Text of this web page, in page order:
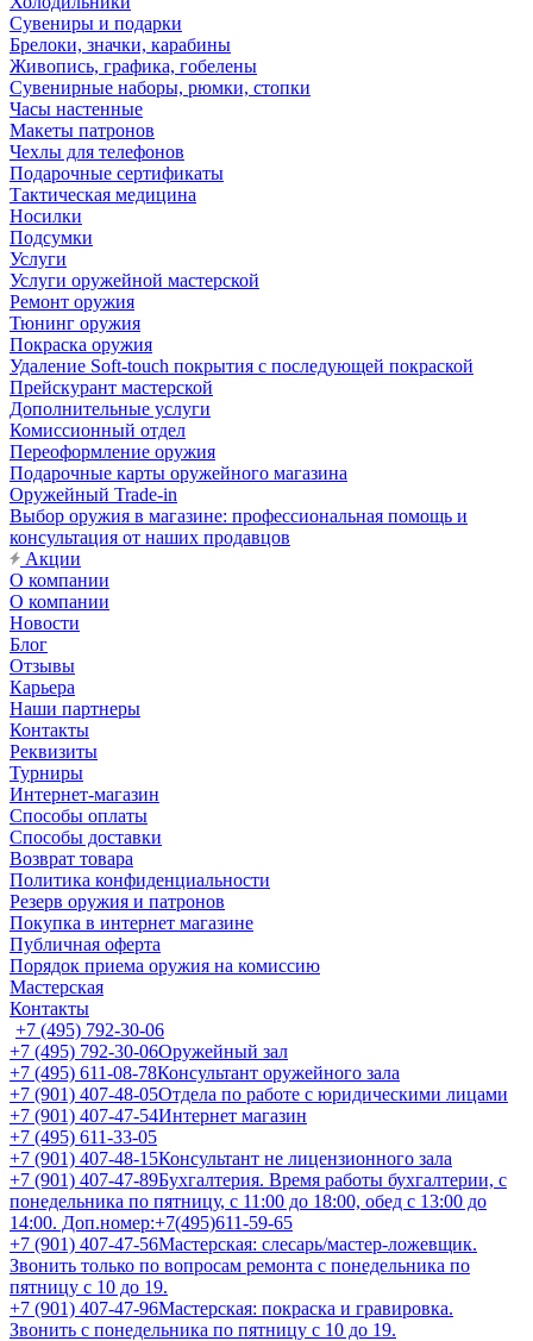
Сувениры и подарки
Брелоки, значки, карабины
Живопись, графика, гобелены
Сувенирные наборы, рюмки, стопки
Часы настенные
Макеты патронов
Чехлы для телефонов
Подарочные сертификаты
Тактическая медицина
Носилки
Подсумки
Услуги
Услуги оружейной мастерской
Ремонт оружия
Тюнинг оружия
Покраска оружия
Удаление Soft-touch покрытия с последующей покраской
Прейскурант мастерской
Дополнительные услуги
Комиссионный отдел
Переоформление оружия
Подарочные карты оружейного магазина
Оружейный Trade-in
Выбор оружия в магазине: профессиональная помощь и
консультация от наших продавцов
Акции
О компании
О компании
Новости
Блог
Отзывы
Карьера
Наши партнеры
Контакты
Реквизиты
Турниры
Интернет-магазин
Способы оплаты
Способы доставки
Возврат товара
Политика конфиденциальности
Резерв оружия и патронов
Покупка в интернет магазине
Публичная оферта
Порядок приема оружия на комиссию
Мастерская
Контакты
+7 (495) 792-30-06
+7 (495) 792-30-06Оружейный зал
+7 (495) 611-08-78Консультант оружейного зала
+7 (901) 407-48-05Отдела по работе с юридическими лицами
+7 (901) 407-47-54Интернет магазин
+7 (495) 611-33-05
+7 (901) 407-48-15Консультант не лицензионного зала
+7 (901) 407-47-89Бухгалтерия. Время работы бухгалтерии, с
понедельника по пятницу, с 11:00 до 18:00, обед с 13:00 до
14:00. Доп.номер:+7(495)611-59-65
+7 (901) 407-47-56Мастерская: слесарь/мастер-ложевщик.
Звонить только по вопросам ремонта с понедельника по
пятницу с 10 до 19.
+7 (901) 407-47-96Мастерская: покраска и гравировка.
Звонить с понедельника по пятницу с 10 до 19.